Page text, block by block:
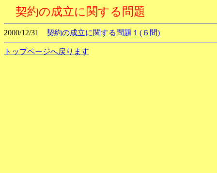
契約の成立に関する問題
2000/12/31 契約の成立に関する問題１(６問)
トップページへ戻ります